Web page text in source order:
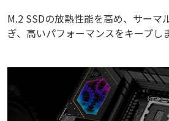
M.2 SSDの放熱性能を高め、サーマ
ぎ、高いパフォーマンスをキープし